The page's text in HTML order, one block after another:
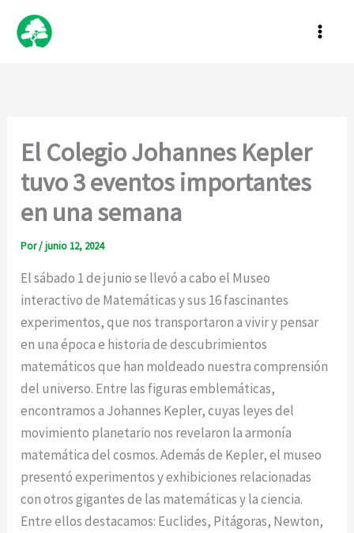
El Colegio Johannes Kepler
tuvo 3 eventos importantes
en una semana
Por/junio 12, 2024
El sábado 1 de junio se llevó a cabo el Museo
interactivo de Matemáticas y sus 16 fascinantes
experimentos, que nos transportaron a vivir y pensar
en una época e historia de descubrimientos
matemáticos que han moldeado nuestra comprensión
del universo. Entre las figuras emblemáticas,
encontramos a Johannes Kepler, cuyas leyes del
movimiento planetario nos revelaron la armonía
matemática del cosmos. Además de Kepler, el museo
presentó experimentos y exhibiciones relacionadas
con otros gigantes de las matemáticas y la ciencia.
Entre ellos destacamos: Euclides, Pitágoras, Newton,